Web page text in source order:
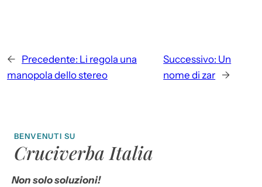
← Precedente: Li regola una
manopola dello stereo
Successivo: Un
nome di zar →
BENVENUTI SU
Cruciverba Italia
Non solo soluzioni!